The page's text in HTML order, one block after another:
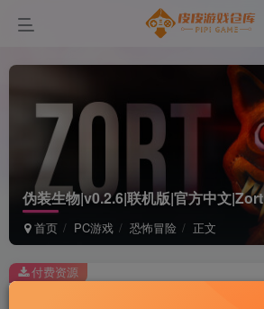
伪装生物|v0.2.6|联机版|官方中文|Zort
首页 PC游戏 恐怖冒险 正文
付费资源